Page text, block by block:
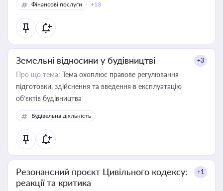
Фінансові послуги
+13
Земельні відносини у будівництві +3
Про що тема: Тема охоплює правове регулювання
підготовки, здійснення та введення в експлуатацію
об’єктів будівництва
Будівельна діяльність
Резонансний проєкт Цивільного кодексу:
реакції та критика
+1